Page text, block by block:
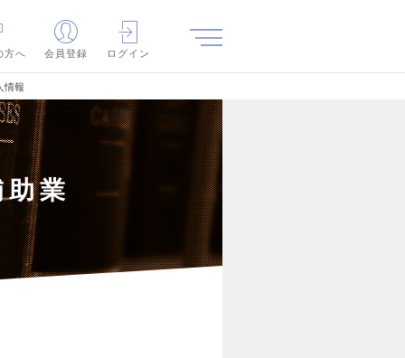
方へ 会員登録 ログイン
情報
業